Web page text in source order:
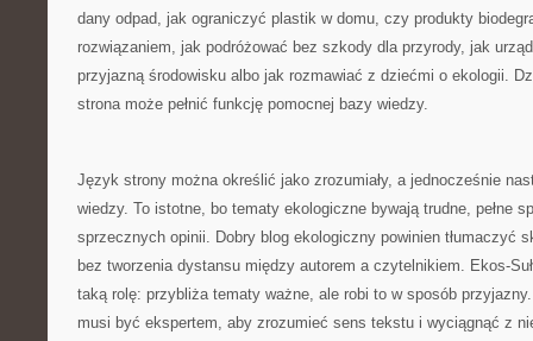
dany odpad, jak ograniczyć plastik w domu, czy produkty
rozwiązaniem, jak podróżować bez szkody dla przyrody, jak
przyjazną środowisku albo jak rozmawiać z dziećmi o ekologii.
strona może pełnić funkcję pomocnej bazy wiedzy.
Język strony można określić jako zrozumiały, a jednocześnie
wiedzy. To istotne, bo tematy ekologiczne bywają trudne, pełne
sprzecznych opinii. Dobry blog ekologiczny powinien tłumaczyć
bez tworzenia dystansu między autorem a czytelnikiem. Ekos-
taką rolę: przybliża tematy ważne, ale robi to w sposób
musi być ekspertem, aby zrozumieć sens tekstu i wyciągnąć z